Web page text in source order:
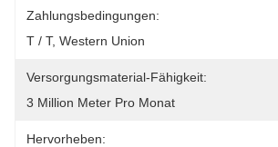
Zahlungsbedingungen:
T / T, Western Union
Versorgungsmaterial-Fähigkeit:
3 Million Meter Pro Monat
Hervorheben: